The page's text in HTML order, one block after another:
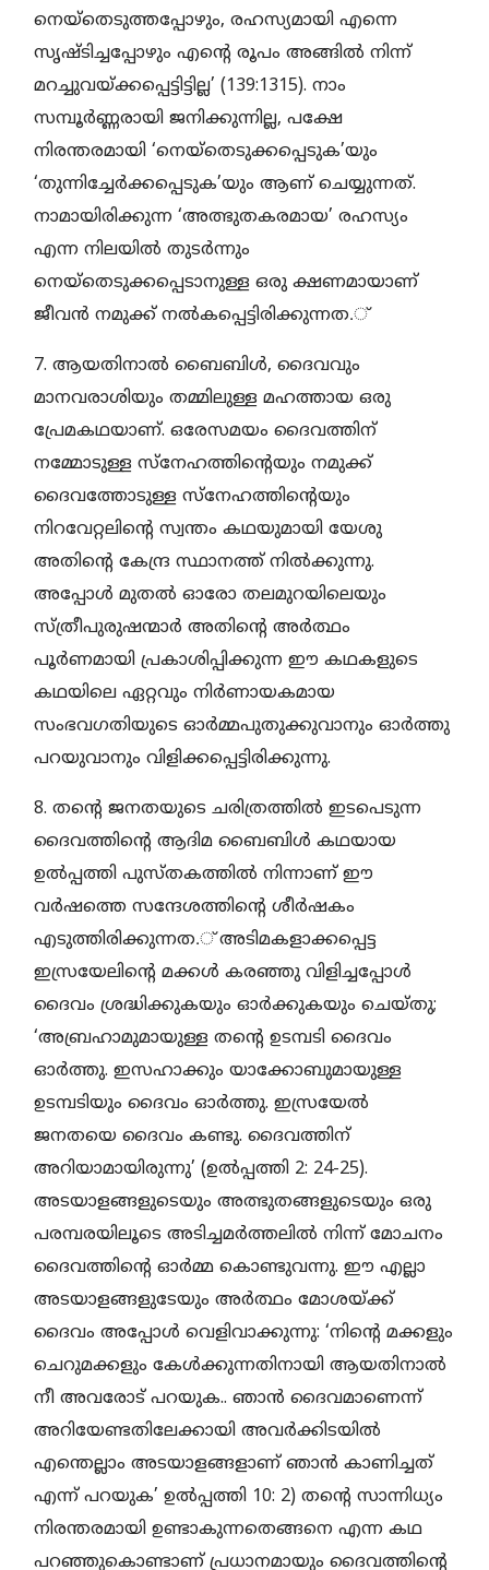
നെയ്‌തെടുത്തപ്പോഴും, രഹസ്യമായി എന്നെ
സൃഷ്ടിച്ചപ്പോഴും എന്റെ രൂപം അങ്ങില്‍ നിന്ന്
മറച്ചുവയ്ക്കപ്പെട്ടിട്ടില്ല’ (139:1315). നാം
സമ്പൂര്‍ണ്ണരായി ജനിക്കുന്നില്ല, പക്ഷേ
നിരന്തരമായി ‘നെയ്തെടുക്കപ്പെടുക’യും
‘തുന്നിച്ചേര്‍ക്കപ്പെടുക’യും ആണ് ചെയ്യുന്നത്.
നാമായിരിക്കുന്ന ‘അത്ഭുതകരമായ’ രഹസ്യം
എന്ന നിലയില്‍ തുടര്‍ന്നും
നെയ്തെടുക്കപ്പെടാനുള്ള ഒരു ക്ഷണമായാണ്
ജീവന്‍ നമുക്ക് നല്‍കപ്പെട്ടിരിക്കുന്നത.്
7. ആയതിനാല്‍ ബൈബിള്‍, ദൈവവും
മാനവരാശിയും തമ്മിലുള്ള മഹത്തായ ഒരു
പ്രേമകഥയാണ്. ഒരേസമയം ദൈവത്തിന്
നമ്മോടുള്ള സ്നേഹത്തിന്റെയും നമുക്ക്
ദൈവത്തോടുള്ള സ്നേഹത്തിന്റെയും
നിറവേറ്റലിന്റെ സ്വന്തം കഥയുമായി യേശു
അതിന്റെ കേന്ദ്ര സ്ഥാനത്ത് നില്‍ക്കുന്നു.
അപ്പോള്‍ മുതല്‍ ഓരോ തലമുറയിലെയും
സ്ത്രീപുരുഷന്മാര്‍ അതിന്റെ അര്‍ത്ഥം
പൂര്‍ണമായി പ്രകാശിപ്പിക്കുന്ന ഈ കഥകളുടെ
കഥയിലെ ഏറ്റവും നിര്‍ണായകമായ
സംഭവഗതിയുടെ ഓര്‍മ്മപുതുക്കുവാനും ഓര്‍ത്തു
പറയുവാനും വിളിക്കപ്പെട്ടിരിക്കുന്നു.
8. തന്റെ ജനതയുടെ ചരിത്രത്തില്‍ ഇടപെടുന്ന
ദൈവത്തിന്റെ ആദിമ ബൈബിള്‍ കഥയായ
ഉല്‍പ്പത്തി പുസ്തകത്തില്‍ നിന്നാണ് ഈ
വര്‍ഷത്തെ സന്ദേശത്തിന്റെ ശീര്‍ഷകം
എടുത്തിരിക്കുന്നത.് അടിമകളാക്കപ്പെട്ട
ഇസ്രയേലിന്റെ മക്കള്‍ കരഞ്ഞു വിളിച്ചപ്പോള്‍
ദൈവം ശ്രദ്ധിക്കുകയും ഓര്‍ക്കുകയും ചെയ്തു;
‘അബ്രഹാമുമായുള്ള തന്റെ ഉടമ്പടി ദൈവം
ഓര്‍ത്തു. ഇസഹാക്കും യാക്കോബുമായുള്ള
ഉടമ്പടിയും ദൈവം ഓര്‍ത്തു. ഇസ്രയേല്‍
ജനതയെ ദൈവം കണ്ടു. ദൈവത്തിന്
അറിയാമായിരുന്നു’ (ഉല്‍പ്പത്തി 2: 24-25).
അടയാളങ്ങളുടെയും അത്ഭുതങ്ങളുടെയും ഒരു
പരമ്പരയിലൂടെ അടിച്ചമര്‍ത്തലില്‍ നിന്ന് മോചനം
ദൈവത്തിന്റെ ഓര്‍മ്മ കൊണ്ടുവന്നു. ഈ എല്ലാ
അടയാളങ്ങളുടേയും അര്‍ത്ഥം മോശയ്ക്ക്
ദൈവം അപ്പോള്‍ വെളിവാക്കുന്നു: ‘നിന്റെ മക്കളും
ചെറുമക്കളും കേള്‍ക്കുന്നതിനായി ആയതിനാല്‍
നീ അവരോട് പറയുക.. ഞാന്‍ ദൈവമാണെന്ന്
അറിയേണ്ടതിലേക്കായി അവര്‍ക്കിടയില്‍
എന്തെല്ലാം അടയാളങ്ങളാണ് ഞാന്‍ കാണിച്ചത്
എന്ന് പറയുക’ ഉല്‍പ്പത്തി 10: 2) തന്റെ സാന്നിധ്യം
നിരന്തരമായി ഉണ്ടാകുന്നതെങ്ങനെ എന്ന കഥ
പറഞ്ഞുകൊണ്ടാണ് പ്രധാനമായും ദൈവത്തിന്റെ